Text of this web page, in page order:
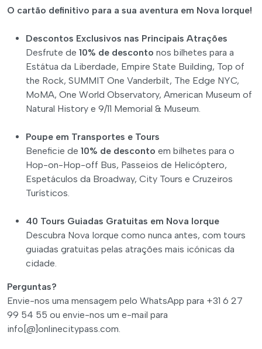
O cartão definitivo para a sua aventura em Nova Iorque!
Descontos Exclusivos nas Principais Atrações
Desfrute de 10% de desconto nos bilhetes para a
Estátua da Liberdade, Empire State Building, Top of
the Rock, SUMMIT One Vanderbilt, The Edge NYC,
MoMA, One World Observatory, American Museum of
Natural History e 9/11 Memorial & Museum.
Poupe em Transportes e Tours
Beneficie de 10% de desconto em bilhetes para o
Hop-on-Hop-off Bus, Passeios de Helicóptero,
Espetáculos da Broadway, City Tours e Cruzeiros
Turísticos.
40 Tours Guiadas Gratuitas em Nova Iorque
Descubra Nova Iorque como nunca antes, com tours
guiadas gratuitas pelas atrações mais icónicas da
cidade.
Perguntas?
Envie-nos uma mensagem pelo WhatsApp para +31 6 27
99 54 55 ou envie-nos um e-mail para
info[@]onlinecitypass.com.